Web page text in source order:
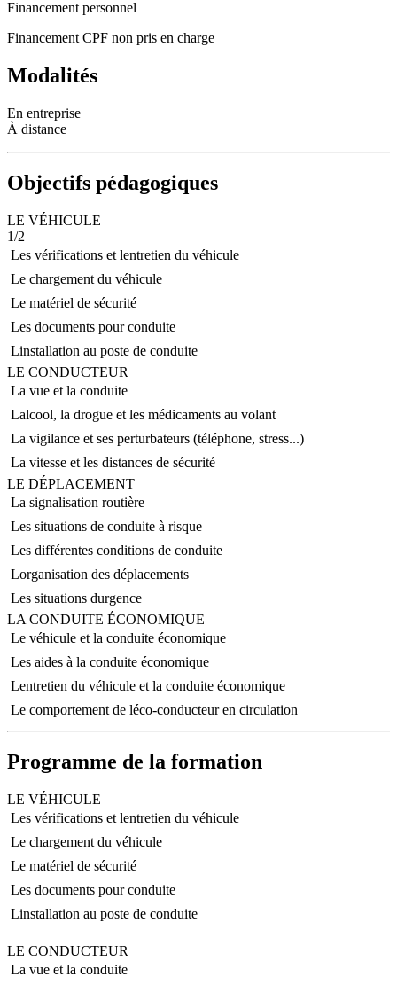
Financement personnel
Financement CPF non pris en charge
Modalités
En entreprise
À distance
Objectifs pédagogiques
LE VÉHICULE
1/2
 Les vérifications et lentretien du véhicule
 Le chargement du véhicule
 Le matériel de sécurité
 Les documents pour conduite
 Linstallation au poste de conduite
LE CONDUCTEUR
 La vue et la conduite
 Lalcool, la drogue et les médicaments au volant
 La vigilance et ses perturbateurs (téléphone, stress...)
 La vitesse et les distances de sécurité
LE DÉPLACEMENT
 La signalisation routière
 Les situations de conduite à risque
 Les différentes conditions de conduite
 Lorganisation des déplacements
 Les situations durgence
LA CONDUITE ÉCONOMIQUE
 Le véhicule et la conduite économique
 Les aides à la conduite économique
 Lentretien du véhicule et la conduite économique
 Le comportement de léco-conducteur en circulation
Programme de la formation
LE VÉHICULE
 Les vérifications et lentretien du véhicule
 Le chargement du véhicule
 Le matériel de sécurité
 Les documents pour conduite
 Linstallation au poste de conduite
LE CONDUCTEUR
 La vue et la conduite